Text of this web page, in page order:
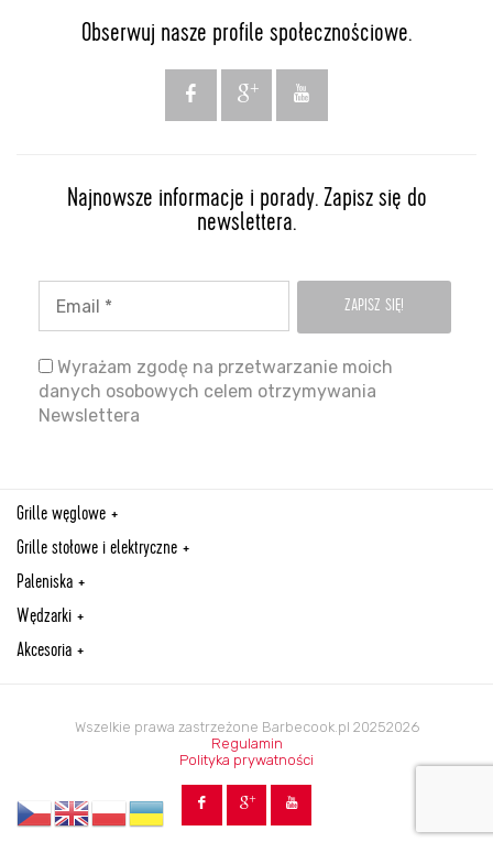
Obserwuj nasze profile społecznościowe.
Najnowsze informacje i porady. Zapisz się do
newslettera.
Wyrażam zgodę na przetwarzanie moich
danych osobowych celem otrzymywania
Newslettera
Grille węglowe
Grille stołowe i elektryczne
Paleniska
Wędzarki
Akcesoria
Wszelkie prawa zastrzeżone Barbecook.pl 20252026
Regulamin
Polityka prywatności